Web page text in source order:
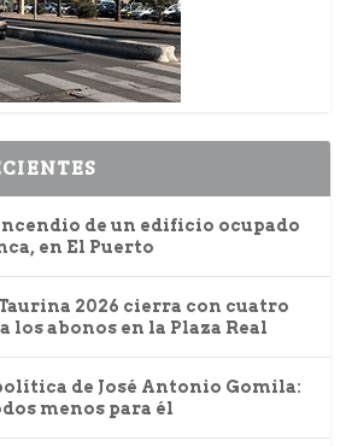
de un edificio ocupado
en El Puerto
2026 cierra con cuatro
abonos en la Plaza Real
de José Antonio Gomila:
menos para él